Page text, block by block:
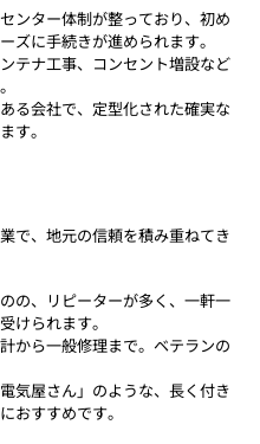
ンター体制が整っており、初め
ズに手続きが進められます。
テナ工事、コンセント増設など
る会社で、定型化された確実な
す。
で、地元の信頼を積み重ねてき
の、リピーターが多く、一軒一
けられます。
から一般修理まで。ベテランの
電気屋さん」のような、長く付き
おすすめです。